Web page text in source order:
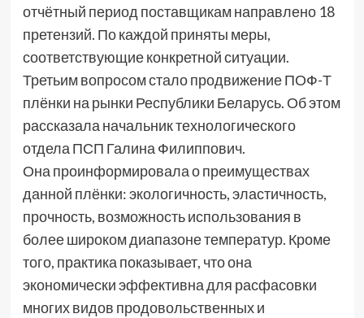
отчётный период поставщикам направлено 18
претензий. По каждой приняты меры,
соответствующие конкретной ситуации.
Третьим вопросом стало продвижение ПОФ-Т
плёнки на рынки Республики Беларусь. Об этом
рассказала начальник технологического
отдела ПСП Галина Филиппович.
Она проинформировала о преимуществах
данной плёнки: экологичность, эластичность,
прочность, возможность использования в
более широком диапазоне температур. Кроме
того, практика показывает, что она
экономически эффективна для расфасовки
многих видов продовольственных и